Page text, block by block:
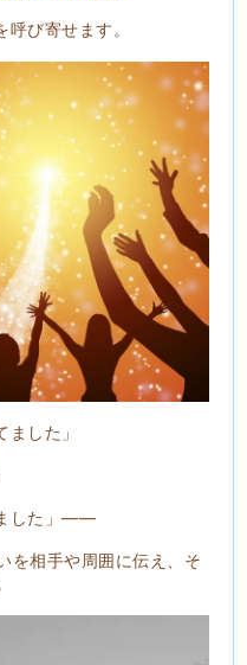
び寄せます。
した」
した」――
を相手や周囲に伝え、そ